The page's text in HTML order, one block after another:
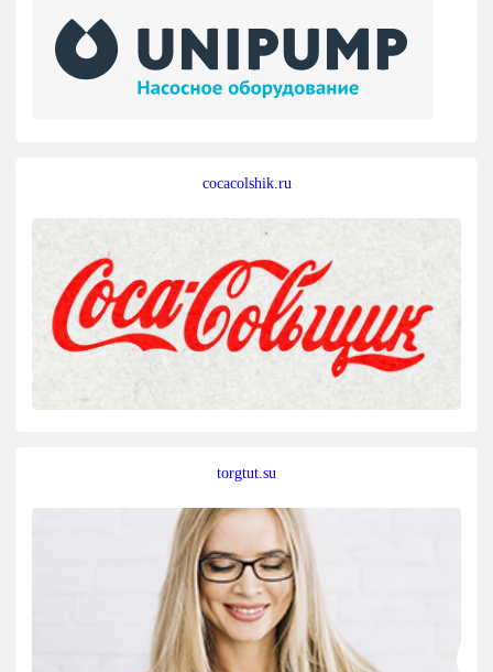
cocacolshik.ru
torgtut.su